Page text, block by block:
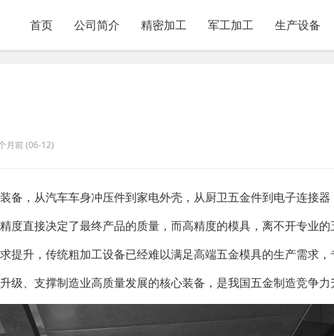
首页 公司简介 精密加工 军工加工 生产设备
月前 (06-12)
备，从汽车车身冲压件到家电外壳，从厨卫五金件到电子连接
度直接决定了最终产品的质量，而高精度的模具，离不开专业的
提升，传统粗加工设备已经难以满足高端五金模具的生产需求
级、支撑制造业高质量发展的核心装备，是我国五金制造竞争力